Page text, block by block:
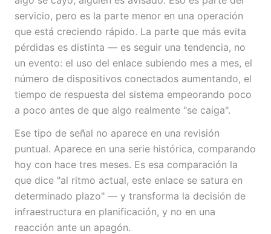
servicio, pero es la parte menor en una operación
que está creciendo rápido. La parte que más evita
pérdidas es distinta — es seguir una tendencia, no
un evento: el uso del enlace subiendo mes a mes, el
número de dispositivos conectados aumentando, el
tiempo de respuesta del sistema empeorando poco
a poco antes de que algo realmente "se caiga".
Ese tipo de señal no aparece en una revisión
puntual. Aparece en una serie histórica, comparando
hoy con hace tres meses. Es esa comparación la
que dice "al ritmo actual, este enlace se satura en
determinado plazo" — y transforma la decisión de
infraestructura en planificación, y no en una
reacción ante un apagón.